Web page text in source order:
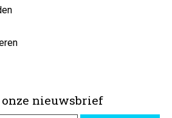
onze nieuwsbrief